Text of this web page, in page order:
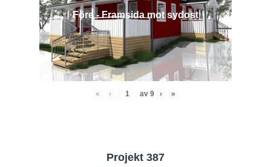
Före - Framsida mot sydost
« ‹ av 9 › »
Projekt 387